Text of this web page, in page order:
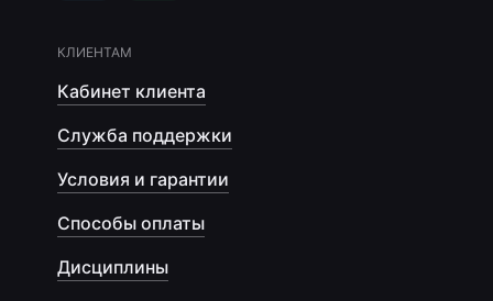
КЛИЕНТАМ
Кабинет клиента
Служба поддержки
Условия и гарантии
Способы оплаты
Дисциплины